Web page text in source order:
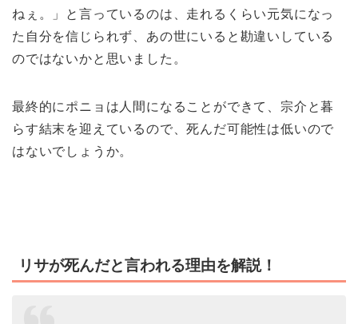
ねぇ。」と言っているのは、走れるくらい元気になっ
た自分を信じられず、あの世にいると勘違いしている
のではないかと思いました。
最終的にポニョは人間になることができて、宗介と暮
らす結末を迎えているので、死んだ可能性は低いので
はないでしょうか。
リサが死んだと言われる理由を解説！